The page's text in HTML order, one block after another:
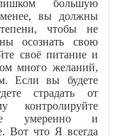
большую
вы должны
чтобы не
осознать свою
своё питание и
много желаний,
Если вы будете
страдать от
контролируйте
умеренно и
Вот что Я всегда